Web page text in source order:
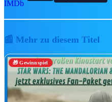
🎬
💡 Pixar
🦸
⚔️ Star
🧭 Alle
📰 Mehr zu diesem Titel
🎁 Gewinnspiel